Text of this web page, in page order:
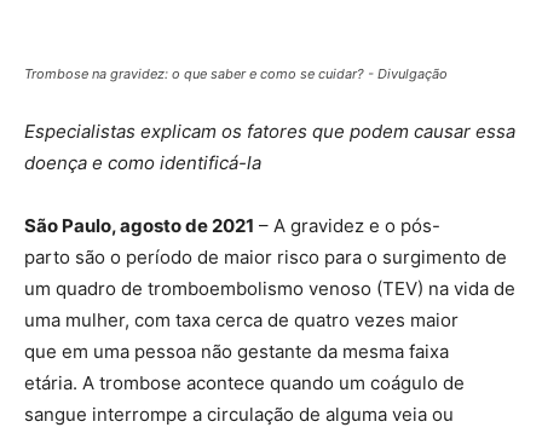
Trombose na gravidez: o que saber e como se cuidar? - Divulgação
Especialistas explicam os fatores que podem causar essa
doença e como identificá-la
São Paulo, agosto de 2021 – A gravidez e o pós-
parto são o período de maior risco para o surgimento de
um quadro de tromboembolismo venoso (TEV) na vida de
uma mulher, com taxa cerca de quatro vezes maior
que em uma pessoa não gestante da mesma faixa
etária. A trombose acontece quando um coágulo de
sangue interrompe a circulação de alguma veia ou